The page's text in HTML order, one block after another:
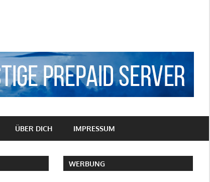
ÜBER DICH IMPRESSUM
WERBUNG